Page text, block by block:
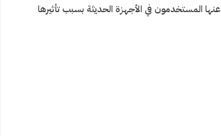
المستخدمون في الأجهزة الحديثة بسبب تأثيرها